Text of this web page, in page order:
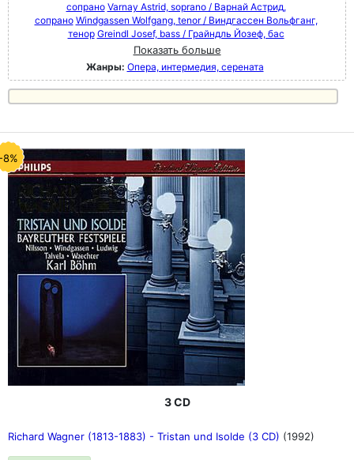
сопрано Varnay Astrid, soprano / Варнай Астрид,
сопрано Windgassen Wolfgang, tenor / Виндгассен Вольфганг,
тенор Greindl Josef, bass / Грайндль Йозеф, бас
Показать больше
Жанры: Опера, интермедия, серената
8%
3 CD
Richard Wagner (1813-1883) - Tristan und Isolde (3 CD) (1992)